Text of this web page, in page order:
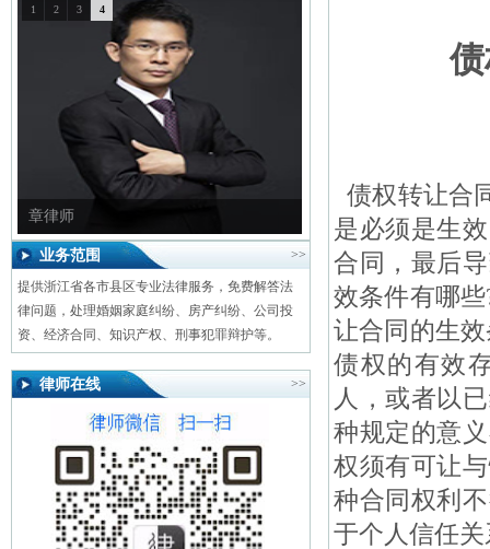
章律师
1 2 3 4
业务范围 >>
提供浙江省各市县区专业法律服务，免费解答法
律问题，处理婚姻家庭纠纷、房产纠纷、公司投
资、经济合同、知识产权、刑事犯罪辩护等。
律师在线 >>
债权转让合
是必须是生
合同，最后
效条件有哪
让合同的生
债权的有效
人，或者以
种规定的意
权须有可让
种合同权利
于个人信任